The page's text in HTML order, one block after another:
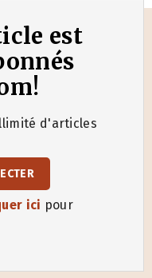
est
d'articles
ici pour